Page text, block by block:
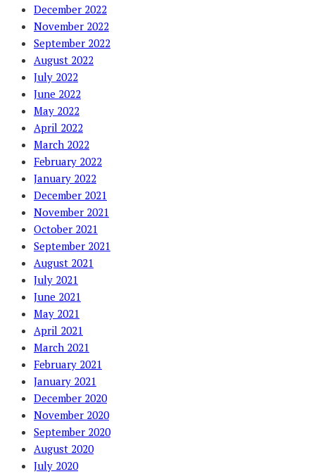
December 2022
November 2022
September 2022
August 2022
July 2022
June 2022
May 2022
April 2022
March 2022
February 2022
January 2022
December 2021
November 2021
October 2021
September 2021
August 2021
July 2021
June 2021
May 2021
April 2021
March 2021
February 2021
January 2021
December 2020
November 2020
September 2020
August 2020
July 2020